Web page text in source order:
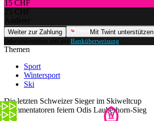
15 CHF
25 CHF
Anderer
Weiter zur Zahlung
Mit Twint unterstützen
Oder unterstütze uns per Banküberweisung
Themen
Sport
Wintersport
Ski
Die letzten Schweizer Sieger im Skiweltcup
Kommentatoren feiern Odis Lauberhorn-Sieg